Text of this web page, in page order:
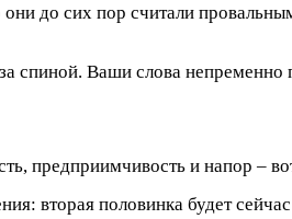
до сих пор считали
спиной. Ваши слова
предприимчивость и напор –
вторая половинка будет